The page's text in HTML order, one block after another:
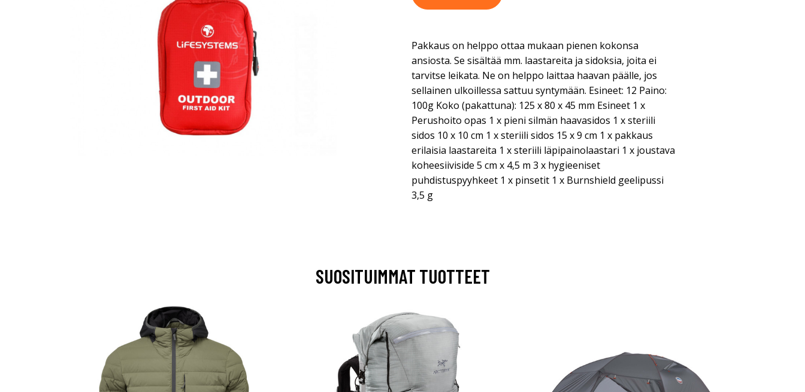
Pakkaus on helppo ottaa mukaan pienen kokonsa
ansiosta. Se sisältää mm. laastareita ja sidoksia, joita ei
tarvitse leikata. Ne on helppo laittaa haavan päälle, jos
sellainen ulkoillessa sattuu syntymään. Esineet: 12 Paino:
100g Koko (pakattuna): 125 x 80 x 45 mm Esineet 1 x
Perushoito opas 1 x pieni silmän haavasidos 1 x steriili
sidos 10 x 10 cm 1 x steriili sidos 15 x 9 cm 1 x pakkaus
erilaisia laastareita 1 x steriili läpipainolaastari 1 x joustava
koheesiiviside 5 cm x 4,5 m 3 x hygieeniset
puhdistuspyyhkeet 1 x pinsetit 1 x Burnshield geelipussi
3,5 g
SUOSITUIMMAT TUOTTEET